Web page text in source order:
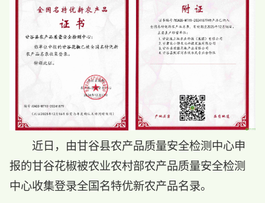
近日，由甘谷县农产品质量安全检测中心申
报的甘谷花椒被农业农村部农产品质量安全检测
中心收集登录全国名特优新农产品名录。